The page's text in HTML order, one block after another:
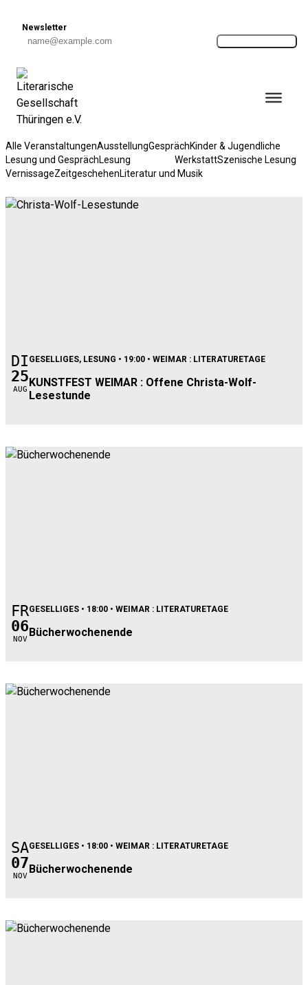
Newsletter
Alle VeranstaltungenAusstellungGesprächKinder & Jugendliche
Lesung und GesprächLesung WerkstattSzenische Lesung
VernissageZeitgeschehenLiteratur und Musik
DI
25
aug
GESELLIGES, LESUNG • 19:00 • WEIMAR : LITERATURETAGE
KUNSTFEST WEIMAR : Offene Christa-Wolf-
Lesestunde
FR
06
nov
GESELLIGES • 18:00 • WEIMAR : LITERATURETAGE
Bücherwochenende
SA
07
nov
GESELLIGES • 18:00 • WEIMAR : LITERATURETAGE
Bücherwochenende